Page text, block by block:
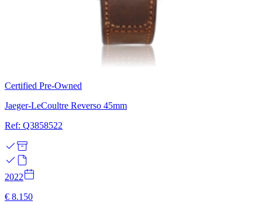
Certified Pre-Owned
Jaeger-LeCoultre Reverso 45mm
Ref: Q3858522
2022
€ 8.150